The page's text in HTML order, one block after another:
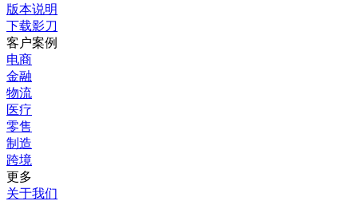
版本说明
下载影刀
客户案例
电商
金融
物流
医疗
零售
制造
跨境
更多
关于我们